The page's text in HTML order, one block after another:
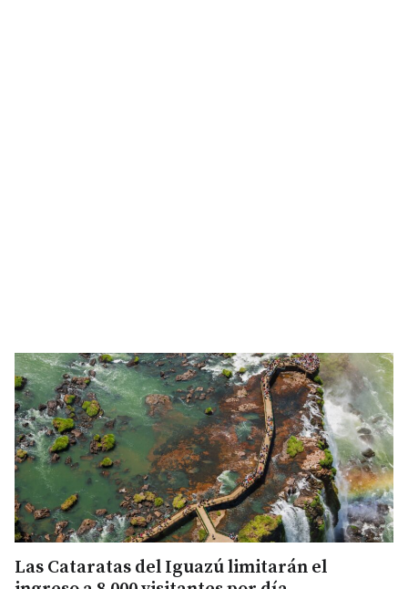
Las Cataratas del Iguazú limitarán el